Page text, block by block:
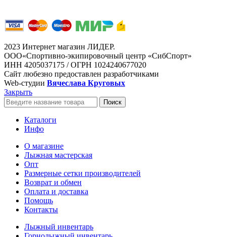
2023 Интернет магазин ЛИДЕР.
ООО«Спортивно-экипировочный центр «СибСпорт»
ИНН 4205037175 / ОГРН 1024240677020
Сайт любезно предоставлен разработчиками
Web-студии Вячеслава Круговых
Закрыть
Поиск
Каталоги
Инфо
О магазине
Лыжная мастерская
Опт
Размерные сетки производителей
Возврат и обмен
Оплата и доставка
Помощь
Контакты
Лыжный инвентарь